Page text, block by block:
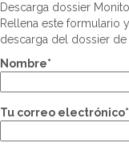
Descarga dossier
Rellena este formulario
descarga del dossier
Nombre*
Tu correo electrónico*